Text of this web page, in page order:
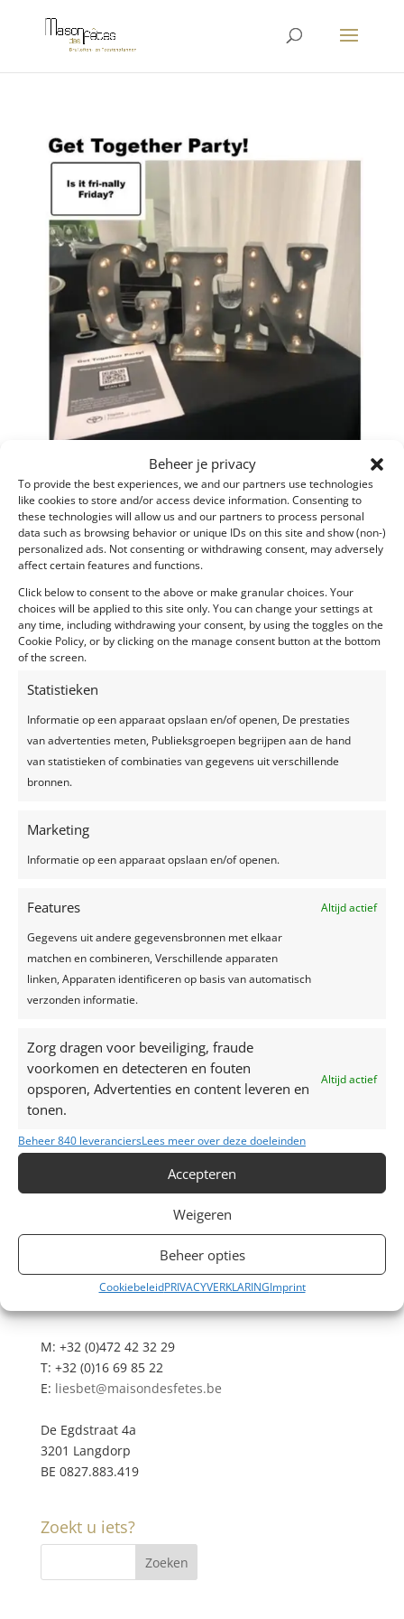
Beheer je privacy
To provide the best experiences, we and our partners use technologies
like cookies to store and/or access device information. Consenting to
these technologies will allow us and our partners to process personal
data such as browsing behavior or unique IDs on this site and show (non-)
personalized ads. Not consenting or withdrawing consent, may adversely
affect certain features and functions.
Click below to consent to the above or make granular choices. Your
choices will be applied to this site only. You can change your settings at
any time, including withdrawing your consent, by using the toggles on the
Cookie Policy, or by clicking on the manage consent button at the bottom
of the screen.
Statistieken
Informatie op een apparaat opslaan en/of openen, De prestaties
van advertenties meten, Publieksgroepen begrijpen aan de hand
van statistieken of combinaties van gegevens uit verschillende
bronnen.
Marketing
Informatie op een apparaat opslaan en/of openen.
Features
Altijd actief
Gegevens uit andere gegevensbronnen met elkaar
matchen en combineren, Verschillende apparaten
linken, Apparaten identificeren op basis van automatisch
verzonden informatie.
Zorg dragen voor beveiliging, fraude
voorkomen en detecteren en fouten
opsporen, Advertenties en content leveren en
tonen.
Altijd actief
Beheer 840 leveranciersLees meer over deze doeleinden
Accepteren
Weigeren
Beheer opties
CookiebeleidPRIVACYVERKLARINGImprint
Back to the office party Toyota, 1 oktober 2021
doorliesbet|nov 11, 2021|
Feestlocatie: Toyota Financial Services Belgium –
Eigen kantoor Betreft: Back to the office party
Maison des Fêtes werd gevraagd een kantoorfeestje
te organiseren voor de werknemers, die elkaar
omwille van de Coronamaatregelen, in geen tijden
Recente berichten
Een feest plannen, wat geef je uit?
Zelfgemaakte limonade, hét recept voor een
verkoelend drankje!
Top 7 trends voor huwelijken in 2024-2025
Zo creëer je het perfecte sprookjesfeest!
M: +32 (0)472 42 32 29
T: +32 (0)16 69 85 22
E: liesbet@maisondesfetes.be
De Egdstraat 4a
3201 Langdorp
BE 0827.883.419
Zoekt u iets?